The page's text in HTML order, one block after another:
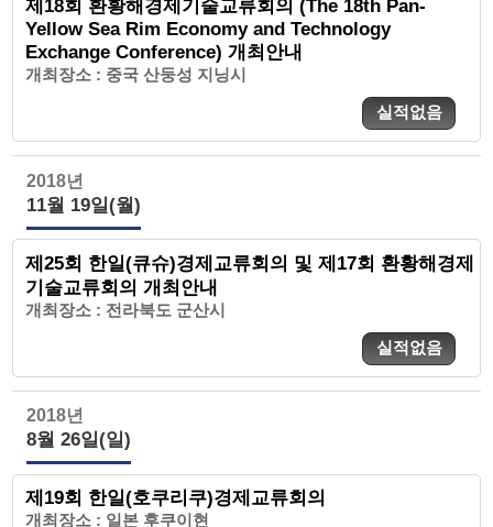
제18회 환황해경제기술교류회의 (The 18th Pan-
Yellow Sea Rim Economy and Technology
Exchange Conference) 개최안내
개최장소 : 중국 산둥성 지닝시
실적없음
2018년
11월 19일(월)
제25회 한일(큐슈)경제교류회의 및 제17회 환황해경제
기술교류회의 개최안내
개최장소 : 전라북도 군산시
실적없음
2018년
8월 26일(일)
제19회 한일(호쿠리쿠)경제교류회의
개최장소 : 일본 후쿠이현